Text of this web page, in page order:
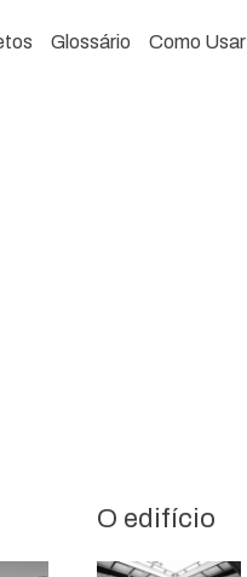
Glossário Como Usar
O edifício